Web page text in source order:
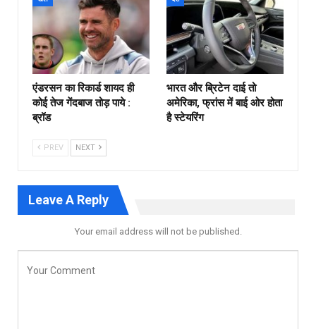
एंडरसन का रिकार्ड शायद ही
कोई तेज गेंदबाज तोड़ पाये :
ब्रॉड
भारत और ब्रिटेन दाई तो
अमेरिका, फ्रांस में बाई ओर होता
है स्टेयरिंग
PREV NEXT
Leave A Reply
Your email address will not be published.